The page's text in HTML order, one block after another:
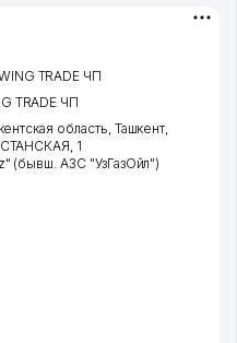
TRADE ЧП
TRADE ЧП
область, Ташкент,
, 1
(бывш. АЗС "УзГазОйл")